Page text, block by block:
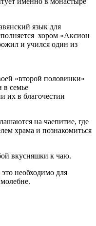
язык для
хором «Аксион
и учился один из
«второй половинки»
семье
их в благочестии
на чаепитие, где
храма и познакомиться
вкусняшки к чаю.
это необходимо для